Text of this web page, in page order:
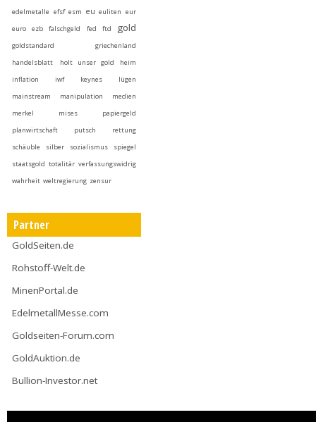
edelmetalle efsf esm eu euliten eur
euro
ezb falschgeld fed ftd gold
goldstandard
griechenland
handelsblatt
holt unser gold heim
inflation
iwf keynes
lügen
mainstream
manipulation
medien
merkel
mises
papiergeld
planwirtschaft
putsch
rettung
schäuble
silber sozialismus
spiegel
staatsgold totalitär verfassungswidrig
wahrheit weltregierung zensur
Partner
GoldSeiten.de
Rohstoff-Welt.de
MinenPortal.de
EdelmetallMesse.com
Goldseiten-Forum.com
GoldAuktion.de
Bullion-Investor.net